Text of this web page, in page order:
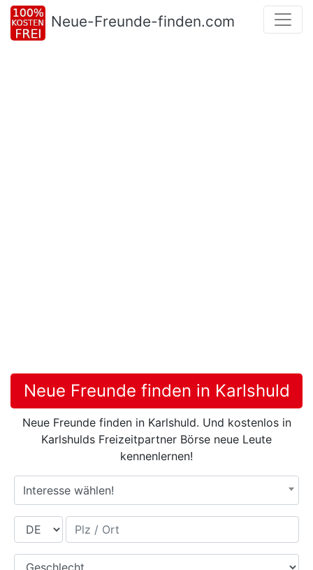
Neue-Freunde-finden.com
Neue Freunde finden in Karlshuld
Neue Freunde finden in Karlshuld. Und kostenlos in
Karlshulds Freizeitpartner Börse neue Leute
kennenlernen!
Interesse wählen!
Land Plz / Ort
Geschlecht